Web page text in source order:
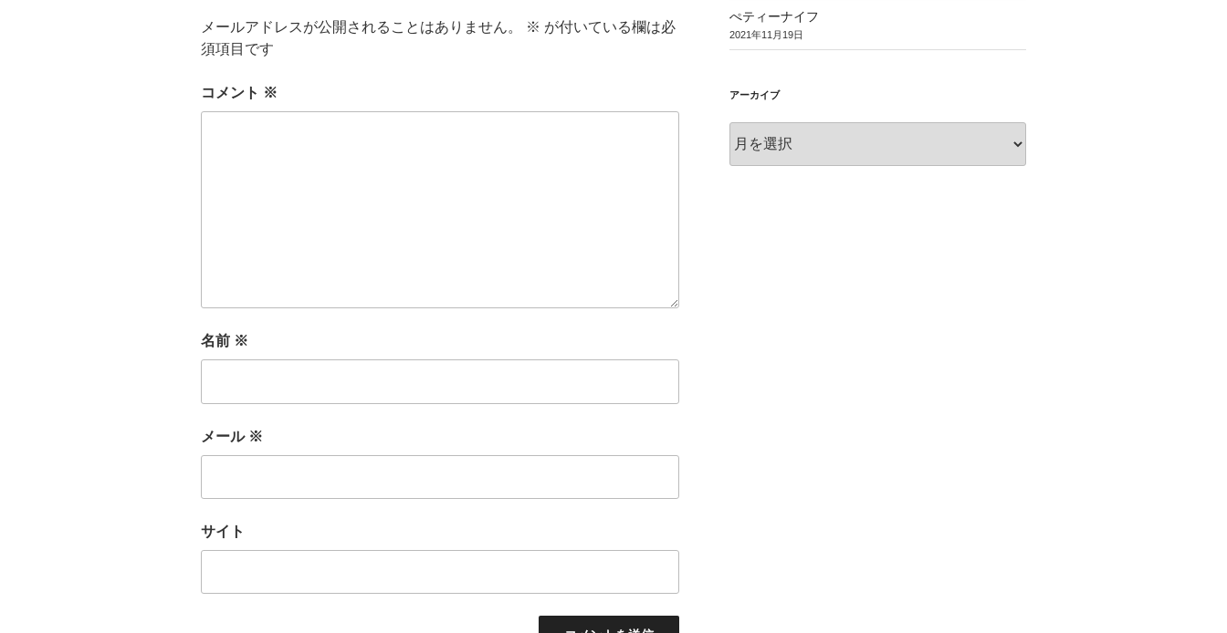
メールアドレスが公開されることはありません。 ※ が付いている欄は必
須項目です
コメント ※
名前 ※
メール ※
サイト
ぺティーナイフ
2021年11月19日
アーカイブ
ー